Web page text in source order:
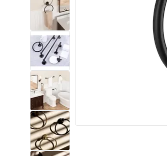
Umivaonici
Kade i paravani
Miješalice, pipe, slavine
Tuševi
Kuhinja
Pribor i kupaonski namještaj